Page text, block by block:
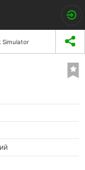
Simulator